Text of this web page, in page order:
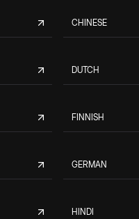
CHINESE
DUTCH
FINNISH
GERMAN
HINDI